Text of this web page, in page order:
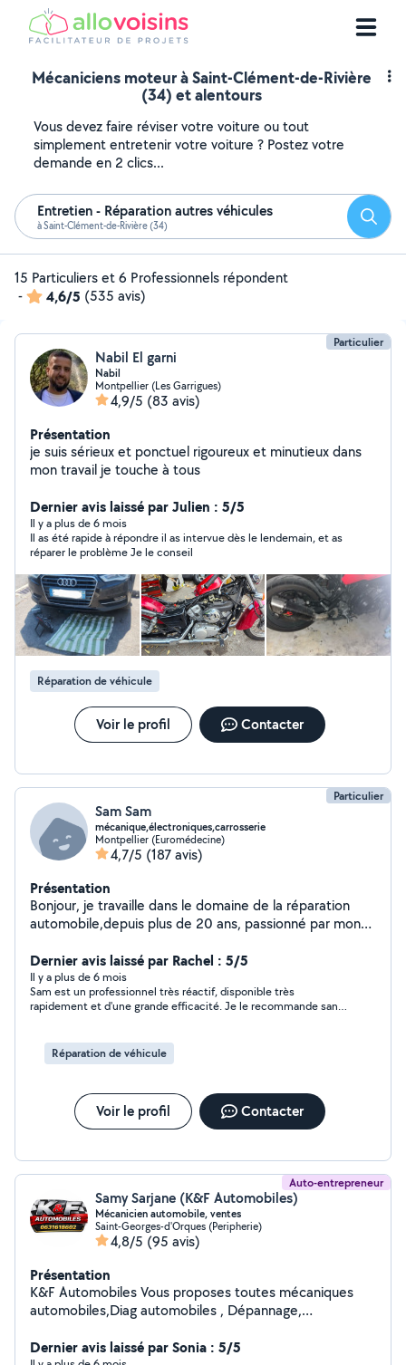
Mécaniciens moteur à Saint-Clément-de-Rivière
(34) et alentours
Vous devez faire réviser votre voiture ou tout
simplement entretenir votre voiture ? Postez votre
demande en 2 clics...
Entretien - Réparation autres véhicules
à Saint-Clément-de-Rivière (34)
15 Particuliers et 6 Professionnels répondent
-
4,6/5 (535 avis)
Particulier
Nabil El garni
Nabil
Montpellier (Les Garrigues)
4,9/5 (83 avis)
Présentation
je suis sérieux et ponctuel rigoureux et minutieux dans
mon travail je touche à tous
Dernier avis laissé par Julien : 5/5
Il y a plus de 6 mois
Il as été rapide à répondre il as intervue dès le lendemain, et as
réparer le problème Je le conseil
Réparation de véhicule
Voir le profil Contacter
Particulier
Sam Sam
mécanique,électroniques,carrosserie
Montpellier (Euromédecine)
4,7/5 (187 avis)
Présentation
Bonjour, je travaille dans le domaine de la réparation
automobile,depuis plus de 20 ans, passionné par mon
mécanique,électronique, diagnostic, carrosserie,et
accompagnement pour l'achat d'un véhicule d'occasion.
Dernier avis laissé par Rachel : 5/5
Il y a plus de 6 mois
Sam est un professionnel très réactif, disponible très
rapidement et d'une grande efficacité. Je le recommande sans
Réparation de véhicule
Voir le profil Contacter
Auto-entrepreneur
Samy Sarjane (K&F Automobiles)
Mécanicien automobile, ventes
Saint-Georges-d'Orques (Peripherie)
4,8/5 (95 avis)
Présentation
K&F Automobiles Vous proposes toutes mécaniques
automobiles,Diag automobiles , Dépannage,
véhicules personnalisé. Remplacement moteur,
Dernier avis laissé par Sonia : 5/5